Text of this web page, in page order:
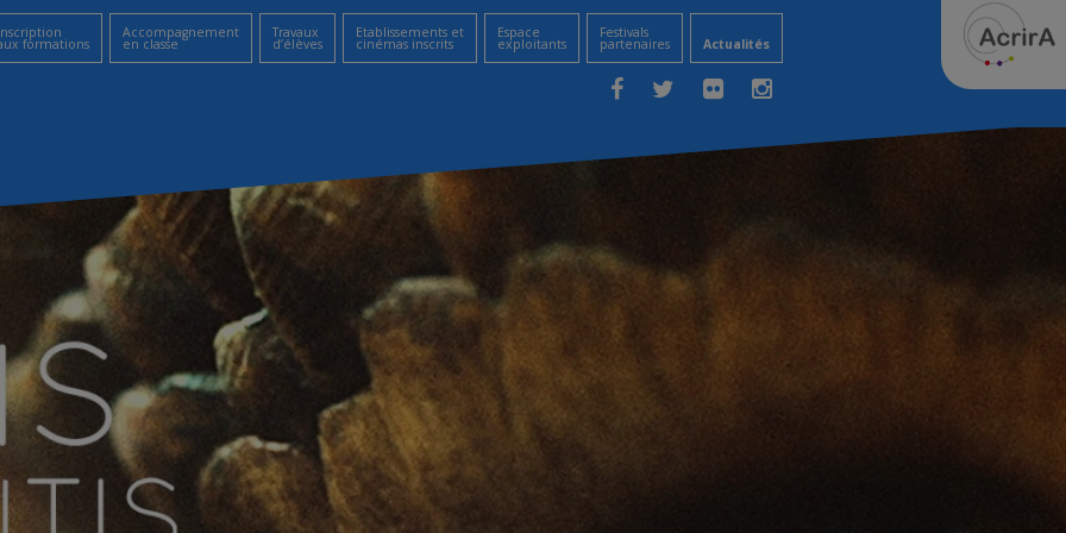
formations
Accompagnement
en classe
Travaux
d’élèves
Etablissements et
cinémas inscrits
Espace
exploitants
Festivals
partenaires Actualités